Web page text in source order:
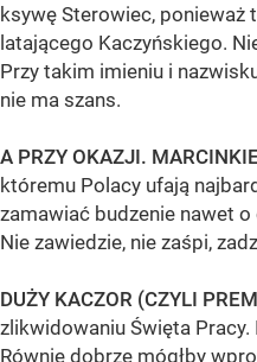
ksywę Sterowiec, ponieważ
latającego Kaczyńskiego.
Przy takim imieniu i
nie ma szans.
A PRZY OKAZJI.
któremu Polacy ufają
zamawiać budzenie nawet
Nie zawiedzie, nie zaśpi,
DUŻY KACZOR (CZYLI
zlikwidowaniu Święta
Równie dobrze mógłby